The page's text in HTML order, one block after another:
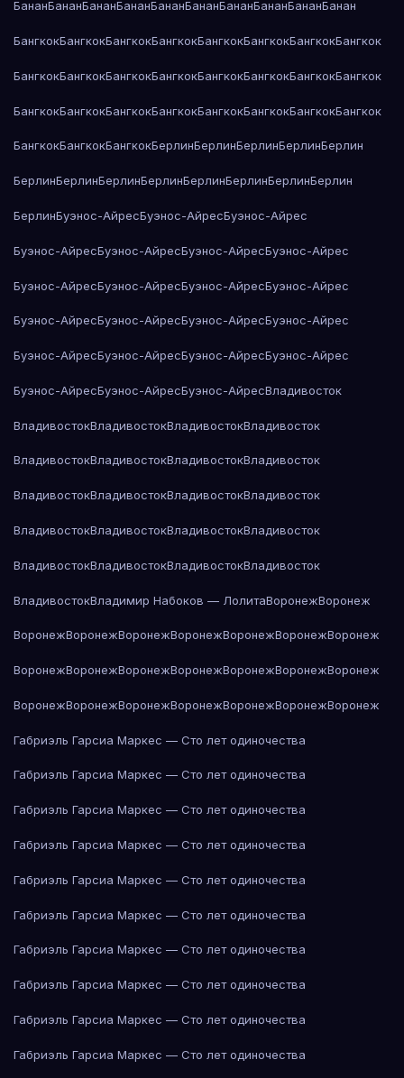
БананБананБананБананБананБананБананБананБананБанан
БангкокБангкокБангкокБангкокБангкокБангкокБангкокБангкок
БангкокБангкокБангкокБангкокБангкокБангкокБангкокБангкок
БангкокБангкокБангкокБангкокБангкокБангкокБангкокБангкок
БангкокБангкокБангкокБерлинБерлинБерлинБерлинБерлин
БерлинБерлинБерлинБерлинБерлинБерлинБерлинБерлин
БерлинБуэнос-АйресБуэнос-АйресБуэнос-Айрес
Буэнос-АйресБуэнос-АйресБуэнос-АйресБуэнос-Айрес
Буэнос-АйресБуэнос-АйресБуэнос-АйресБуэнос-Айрес
Буэнос-АйресБуэнос-АйресБуэнос-АйресБуэнос-Айрес
Буэнос-АйресБуэнос-АйресБуэнос-АйресБуэнос-Айрес
Буэнос-АйресБуэнос-АйресБуэнос-АйресВладивосток
ВладивостокВладивостокВладивостокВладивосток
ВладивостокВладивостокВладивостокВладивосток
ВладивостокВладивостокВладивостокВладивосток
ВладивостокВладивостокВладивостокВладивосток
ВладивостокВладивостокВладивостокВладивосток
ВладивостокВладимир Набоков — ЛолитаВоронежВоронеж
ВоронежВоронежВоронежВоронежВоронежВоронежВоронеж
ВоронежВоронежВоронежВоронежВоронежВоронежВоронеж
ВоронежВоронежВоронежВоронежВоронежВоронежВоронеж
Габриэль Гарсиа Маркес — Сто лет одиночества
Габриэль Гарсиа Маркес — Сто лет одиночества
Габриэль Гарсиа Маркес — Сто лет одиночества
Габриэль Гарсиа Маркес — Сто лет одиночества
Габриэль Гарсиа Маркес — Сто лет одиночества
Габриэль Гарсиа Маркес — Сто лет одиночества
Габриэль Гарсиа Маркес — Сто лет одиночества
Габриэль Гарсиа Маркес — Сто лет одиночества
Габриэль Гарсиа Маркес — Сто лет одиночества
Габриэль Гарсиа Маркес — Сто лет одиночества